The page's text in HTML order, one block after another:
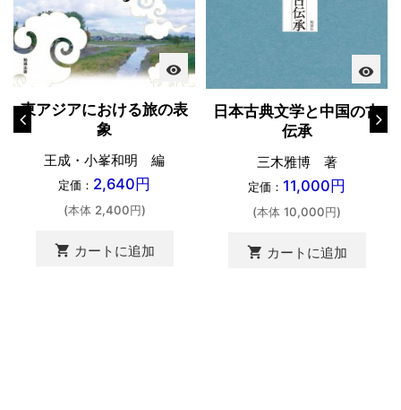
visibility
東アジアにおける旅の表
象
王成・小峯和明 編
定価： 2,640円
(本体 2,400円)
shopping_cart カートに追加
visibility
日本古典文学と中国の古
伝承
三木雅博 著
定価： 11,000円
(本体 10,000円)
shopping_cart カートに追加